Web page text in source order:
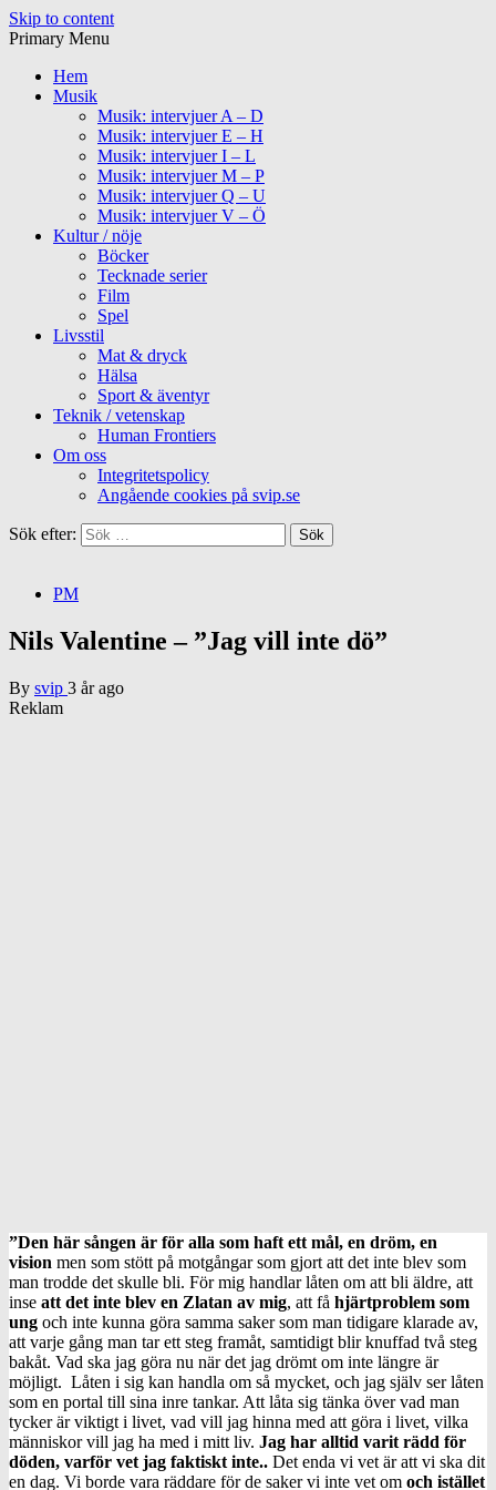
Skip to content
Primary Menu
Hem
Musik
Musik: intervjuer A – D
Musik: intervjuer E – H
Musik: intervjuer I – L
Musik: intervjuer M – P
Musik: intervjuer Q – U
Musik: intervjuer V – Ö
Kultur / nöje
Böcker
Tecknade serier
Film
Spel
Livsstil
Mat & dryck
Hälsa
Sport & äventyr
Teknik / vetenskap
Human Frontiers
Om oss
Integritetspolicy
Angående cookies på svip.se
Sök efter:
PM
Nils Valentine – ”Jag vill inte dö”
By svip 3 år ago
Reklam
”Den här sången är för alla som haft ett mål, en dröm, en
vision men som stött på motgångar som gjort att det inte blev som
man trodde det skulle bli. För mig handlar låten om att bli äldre, att
inse att det inte blev en Zlatan av mig, att få hjärtproblem som
ung och inte kunna göra samma saker som man tidigare klarade av,
att varje gång man tar ett steg framåt, samtidigt blir knuffad två steg
bakåt. Vad ska jag göra nu när det jag drömt om inte längre är
möjligt. Låten i sig kan handla om så mycket, och jag själv ser låten
som en portal till sina inre tankar. Att låta sig tänka över vad man
tycker är viktigt i livet, vad vill jag hinna med att göra i livet, vilka
människor vill jag ha med i mitt liv. Jag har alltid varit rädd för
döden, varför vet jag faktiskt inte.. Det enda vi vet är att vi ska dit
en dag. Vi borde vara räddare för de saker vi inte vet om och istället